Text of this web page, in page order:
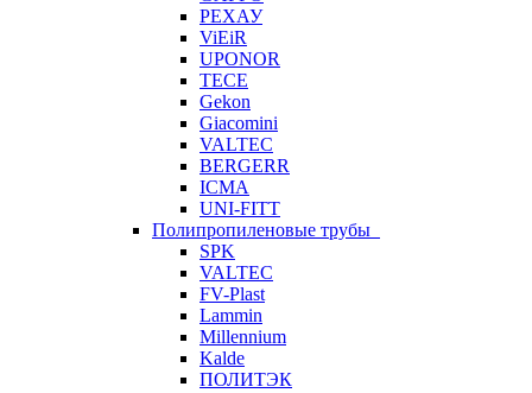
РЕХАУ
ViEiR
UPONOR
TECE
Gekon
Giacomini
VALTEC
BERGERR
ICMA
UNI-FITT
Полипропиленовые трубы
SPK
VALTEC
FV-Plast
Lammin
Millennium
Kalde
ПОЛИТЭК